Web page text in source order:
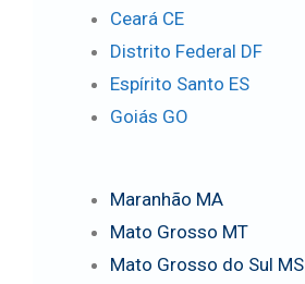
Ceará CE
Distrito Federal DF
Espírito Santo ES
Goiás GO
Maranhão MA
Mato Grosso MT
Mato Grosso do Sul MS